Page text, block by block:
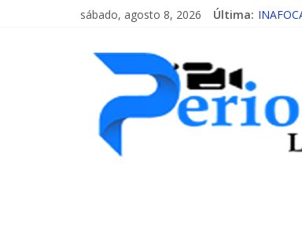
sábado, agosto 8, 2026 Última: